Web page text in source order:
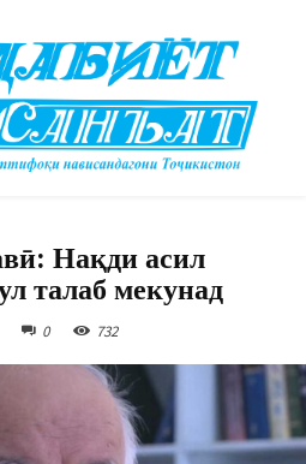
Нақди асил
талаб мекунад
0 732